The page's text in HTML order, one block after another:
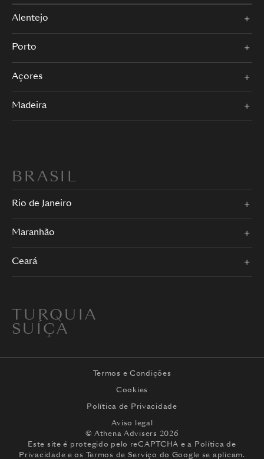
Alentejo
Porto
Açores
Madeira
BRASIL
Rio de Janeiro
Maranhão
Ceará
TURQUIA
SUÍÇA
Termos e Condições
Cookies
Política de Privacidade
Aviso legal
© Athena Advisers 2026
Este site é protegido pelo reCAPTCHA e a Política de
Privacidade e os Termos de Serviço do Google se aplicam.